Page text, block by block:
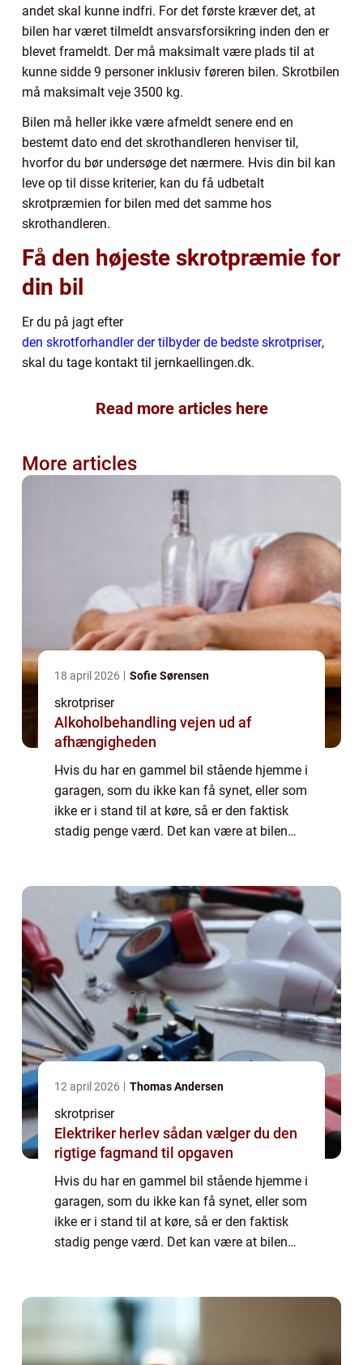
andet skal kunne indfri. For det første kræver det, at
bilen har været tilmeldt ansvarsforsikring inden den er
blevet frameldt. Der må maksimalt være plads til at
kunne sidde 9 personer inklusiv føreren bilen. Skrotbilen
må maksimalt veje 3500 kg.
Bilen må heller ikke være afmeldt senere end en
bestemt dato end det skrothandleren henviser til,
hvorfor du bør undersøge det nærmere. Hvis din bil kan
leve op til disse kriterier, kan du få udbetalt
skrotpræmien for bilen med det samme hos
skrothandleren.
Få den højeste skrotpræmie for
din bil
Er du på jagt efter
den skrotforhandler der tilbyder de bedste skrotpriser,
skal du tage kontakt til jernkaellingen.dk.
Read more articles here
More articles
18 april 2026 Sofie Sørensen
skrotpriser
Alkoholbehandling vejen ud af
afhængigheden
Hvis du har en gammel bil stående hjemme i
garagen, som du ikke kan få synet, eller som
ikke er i stand til at køre, så er den faktisk
stadig penge værd. Det kan være at bilen
12 april 2026 Thomas Andersen
skrotpriser
Elektriker herlev sådan vælger du den
rigtige fagmand til opgaven
Hvis du har en gammel bil stående hjemme i
garagen, som du ikke kan få synet, eller som
ikke er i stand til at køre, så er den faktisk
stadig penge værd. Det kan være at bilen